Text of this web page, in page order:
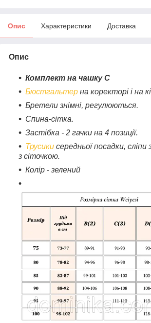
Опис Характеристики Доставка
Опис
Комплект на чашку С
Бюстгальтер на коректорі і на
Бретели знімні, регулюються.
Спина-сітка.
Застібка - 2 гачки на 4 позиції.
Трусики середньої посадки, сліпи
з сіточкою.
Колір - зелений